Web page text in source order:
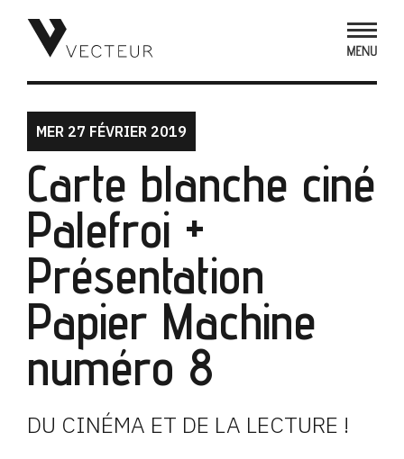
MER 27 FÉVRIER 2019
Carte blanche ciné
Palefroi +
Présentation
Papier Machine
numéro 8
DU CINÉMA ET DE LA LECTURE !